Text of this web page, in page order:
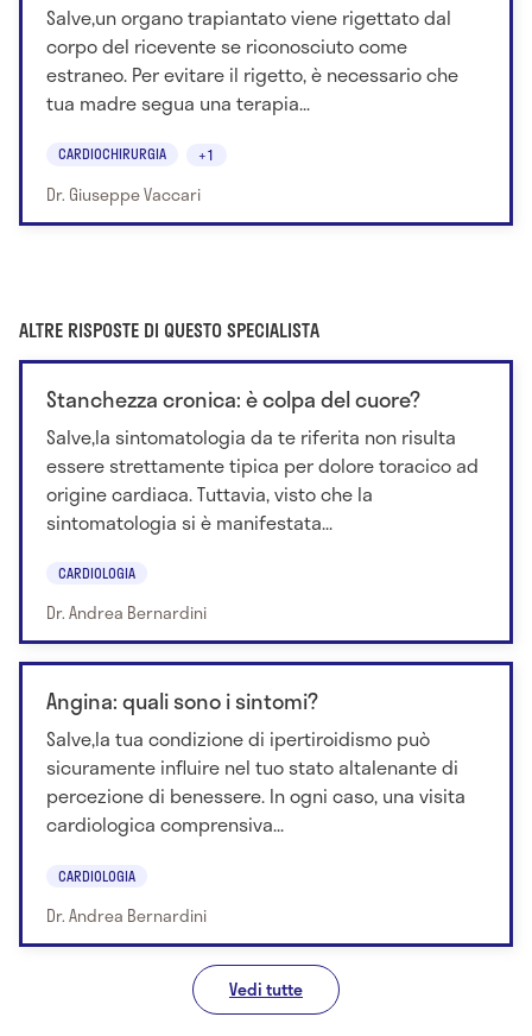
Salve,un organo trapiantato viene rigettato dal
corpo del ricevente se riconosciuto come
estraneo. Per evitare il rigetto, è necessario che
tua madre segua una terapia...
CARDIOCHIRURGIA +1
Dr. Giuseppe Vaccari
ALTRE RISPOSTE DI QUESTO SPECIALISTA
Stanchezza cronica: è colpa del cuore?
Salve,la sintomatologia da te riferita non risulta
essere strettamente tipica per dolore toracico ad
origine cardiaca. Tuttavia, visto che la
sintomatologia si è manifestata...
CARDIOLOGIA
Dr. Andrea Bernardini
Angina: quali sono i sintomi?
Salve,la tua condizione di ipertiroidismo può
sicuramente influire nel tuo stato altalenante di
percezione di benessere. In ogni caso, una visita
cardiologica comprensiva...
CARDIOLOGIA
Dr. Andrea Bernardini
Vedi tutte